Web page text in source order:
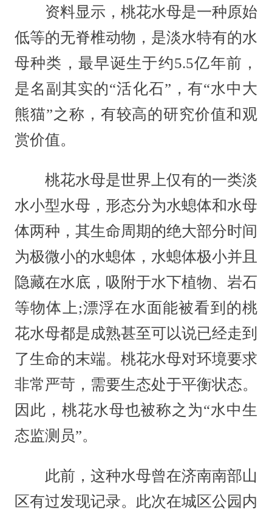
资料显示，桃花水母是一种原始
低等的无脊椎动物，是淡水特有的水
母种类，最早诞生于约5.5亿年前，
是名副其实的“活化石”，有“水中大
熊猫”之称，有较高的研究价值和观
赏价值。
桃花水母是世界上仅有的一类淡
水小型水母，形态分为水螅体和水母
体两种，其生命周期的绝大部分时间
为极微小的水螅体，水螅体极小并且
隐藏在水底，吸附于水下植物、岩石
等物体上;漂浮在水面能被看到的桃
花水母都是成熟甚至可以说已经走到
了生命的末端。桃花水母对环境要求
非常严苛，需要生态处于平衡状态。
因此，桃花水母也被称之为“水中生
态监测员”。
此前，这种水母曾在济南南部山
区有过发现记录。此次在城区公园内